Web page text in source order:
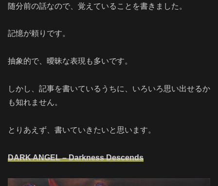
随分前の話なので、覚えていることを書きました。
記憶が頼りです。
抽象的で、曖昧な表現も多いです。
しかし、記事を書いているうちに、いろいろ思い出せるか
も知れません。
とりあえず、書いていきたいと思います。
DARK ANGEL – Darkness Descends